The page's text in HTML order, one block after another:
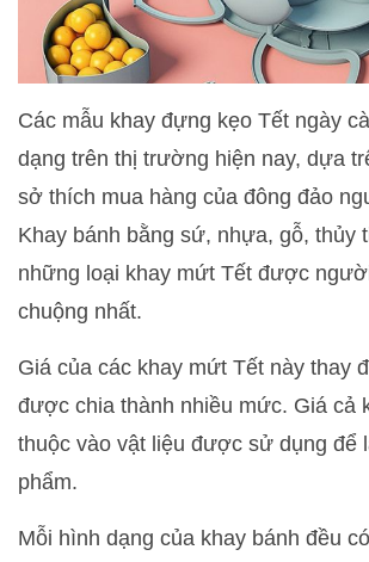
Các mẫu khay đựng kẹo Tết ngày
dạng trên thị trường hiện nay, dựa
sở thích mua hàng của đông đảo
Khay bánh bằng sứ, nhựa, gỗ, thủy
những loại khay mứt Tết được
chuộng nhất.
Giá của các khay mứt Tết này thay
được chia thành nhiều mức. Giá cả
thuộc vào vật liệu được sử dụng để
phẩm.
Mỗi hình dạng của khay bánh đều